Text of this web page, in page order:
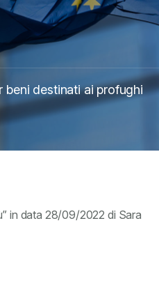
beni destinati ai profughi
in data 28/09/2022 di Sara